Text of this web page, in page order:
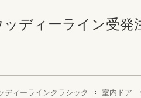
ッディーライン受発
ディーラインクラシック 室内ドア